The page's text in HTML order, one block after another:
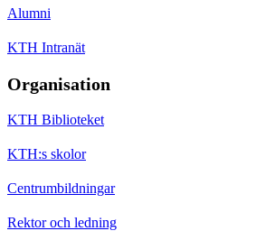
Alumni
KTH Intranät
Organisation
KTH Biblioteket
KTH:s skolor
Centrumbildningar
Rektor och ledning